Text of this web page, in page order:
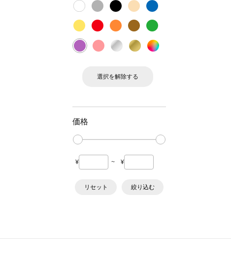
選択を解除する
価格
¥ ~ ¥
リセット 絞り込む